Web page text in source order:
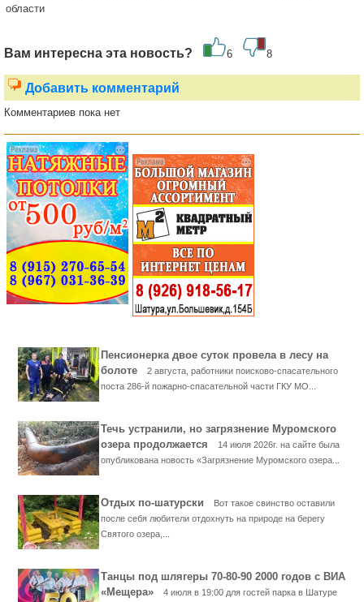
области
Вам интересна эта новость? 6 8
Добавить комментарий
Комментариев пока нет
Пенсионерка двое суток провела в лесу на
болоте
2 августа, работники поисково-спасательного
поста 286-й пожарно-спасательной части ГКУ МО...
Течь устранили, но загрязнение Муромского
озера продолжается
14 июля 2026г. на сайте была
опубликована новость «Загрязнение Муромского озера...
Отдых по-шатурски
Вот такое свинство оставили
после себя любители отдохнуть на природе на берегу
Святого озера,...
Танцы под шлягеры 70-80-90 2000 годов с ВИА
«Мещера»
4 июля в 19:00 для гостей парка в Шатуре